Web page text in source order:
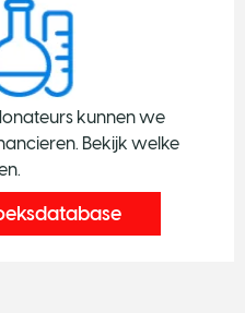
kunnen we
Bekijk welke